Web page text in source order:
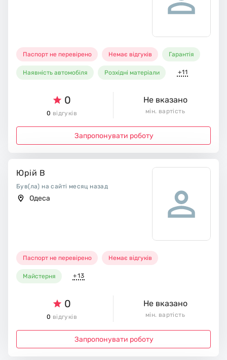
Паспорт не перевірено Немає відгуків Гарантія
Наявність автомобіля Розхідні матеріали +11
0
0 відгуків
Не вказано
мін. вартість
Запропонувати роботу
Юрій В
Був(ла) на сайті месяц назад
Одеса
Паспорт не перевірено Немає відгуків
Майстерня +13
0
0 відгуків
Не вказано
мін. вартість
Запропонувати роботу